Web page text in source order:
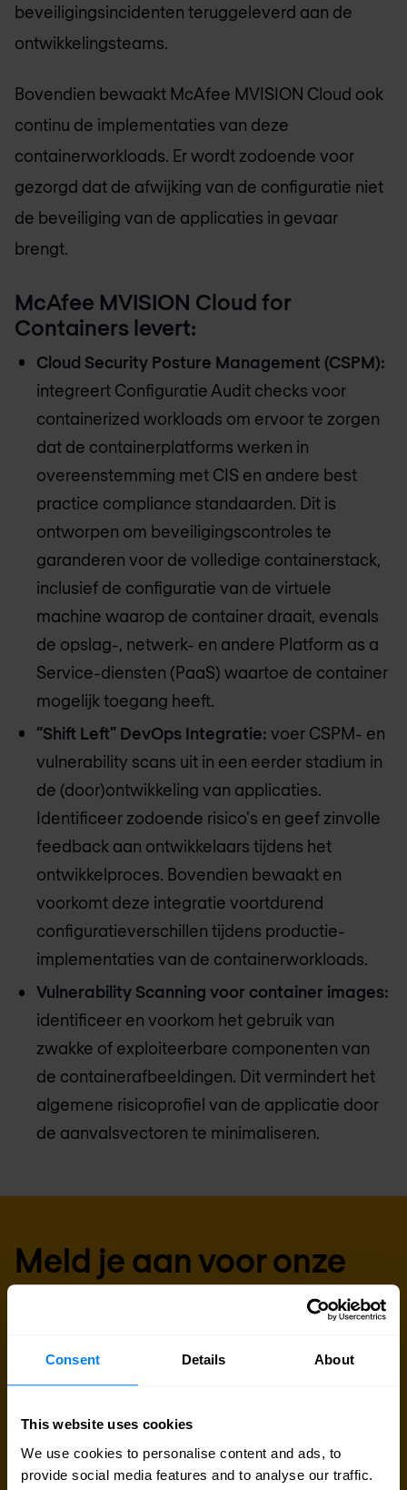
Consent Details About
This website uses cookies
We use cookies to personalise content and ads, to
provide social media features and to analyse our traffic.
beveiligingsincidenten teruggeleverd aan de
ontwikkelingsteams.
Bovendien bewaakt McAfee MVISION Cloud ook
continu de implementaties van deze
containerworkloads. Er wordt zodoende voor
gezorgd dat de afwijking van de configuratie niet
de beveiliging van de applicaties in gevaar
brengt.
McAfee MVISION Cloud for
Containers levert:
Cloud Security Posture Management (CSPM):
integreert Configuratie Audit checks voor
containerized workloads om ervoor te zorgen
dat de containerplatforms werken in
overeenstemming met CIS en andere best
practice compliance standaarden. Dit is
ontworpen om beveiligingscontroles te
garanderen voor de volledige containerstack,
inclusief de configuratie van de virtuele
machine waarop de container draait, evenals
de opslag-, netwerk- en andere Platform as a
Service-diensten (PaaS) waartoe de container
mogelijk toegang heeft.
“Shift Left” DevOps Integratie: voer CSPM- en
vulnerability scans uit in een eerder stadium in
de (door)ontwikkeling van applicaties.
Identificeer zodoende risico's en geef zinvolle
feedback aan ontwikkelaars tijdens het
ontwikkelproces. Bovendien bewaakt en
voorkomt deze integratie voortdurend
configuratieverschillen tijdens productie-
implementaties van de containerworkloads.
Vulnerability Scanning voor container images:
identificeer en voorkom het gebruik van
zwakke of exploiteerbare componenten van
de containerafbeeldingen. Dit vermindert het
algemene risicoprofiel van de applicatie door
de aanvalsvectoren te minimaliseren.
Meld je aan voor onze
nieuwsbrief
Ontvang het laatste security nieuws, inzichten en